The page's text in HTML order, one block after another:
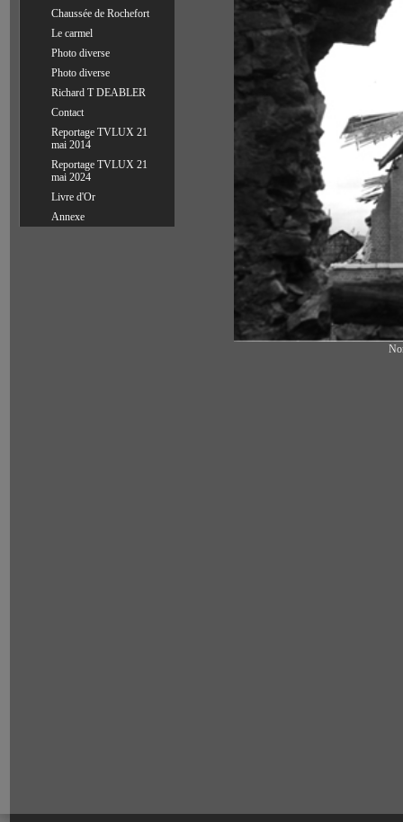
Chaussée de Rochefort
Le carmel
Photo diverse
Photo diverse
Richard T DEABLER
Contact
Reportage TVLUX 21
mai 2014
Reportage TVLUX 21
mai 2024
Livre d'Or
Annexe